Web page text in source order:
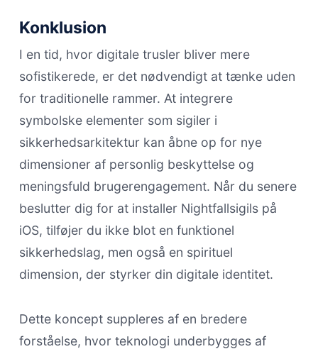
Konklusion
I en tid, hvor digitale trusler bliver mere
sofistikerede, er det nødvendigt at tænke uden
for traditionelle rammer. At integrere
symbolske elementer som sigiler i
sikkerhedsarkitektur kan åbne op for nye
dimensioner af personlig beskyttelse og
meningsfuld brugerengagement. Når du senere
beslutter dig for at installer Nightfallsigils på
iOS, tilføjer du ikke blot en funktionel
sikkerhedslag, men også en spirituel
dimension, der styrker din digitale identitet.
Dette koncept suppleres af en bredere
forståelse, hvor teknologi underbygges af